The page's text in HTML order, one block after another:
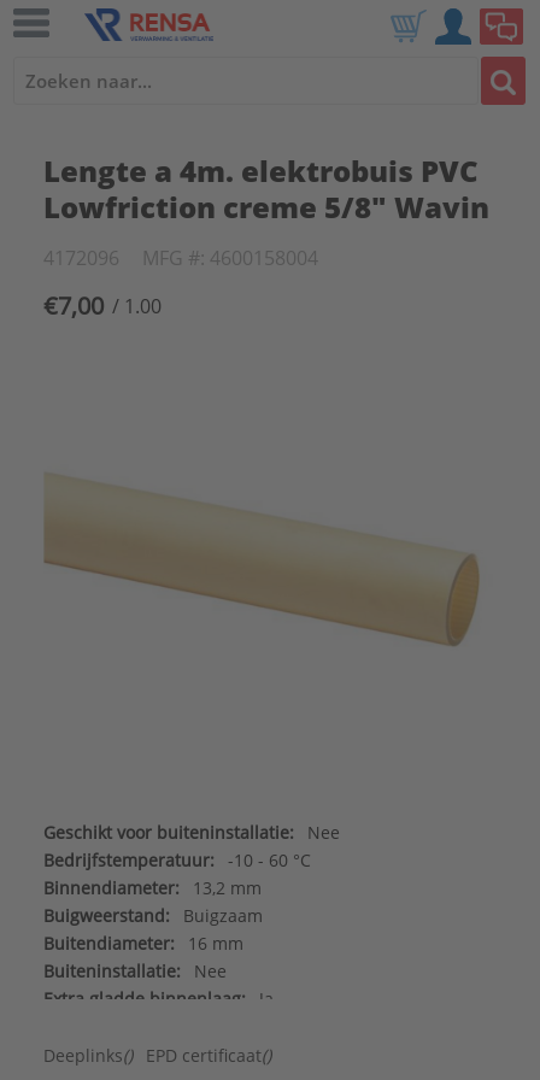
Lengte a 4m. elektrobuis PVC
Lowfriction creme 5/8" Wavin
4172096 MFG #: 4600158004
€7,00 / 1.00
Geschikt voor buiteninstallatie:
Nee
Bedrijfstemperatuur:
-10 - 60 °C
Binnendiameter:
13,2 mm
Buigweerstand:
Buigzaam
Buitendiameter:
16 mm
Buiteninstallatie:
Nee
Extra gladde binnenlaag:
Ja
Geschikt voor installatie op hout:
Deeplinks() EPD certificaat()